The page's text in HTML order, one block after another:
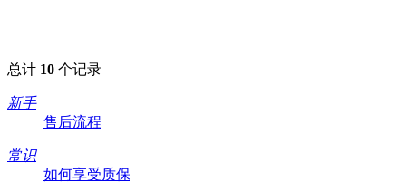
总计 10 个记录
新手
售后流程
常识
如何享受质保